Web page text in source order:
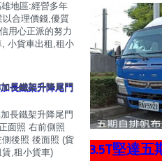
地區:經營多年
合理價錢,優質
用心正派的努力
小貨車出租,租小
長鐵架升降尾門
長鐵架升降尾門
面照 右前側照
後照 後面照 (貨
,租小貨車)
3.5T堅達五